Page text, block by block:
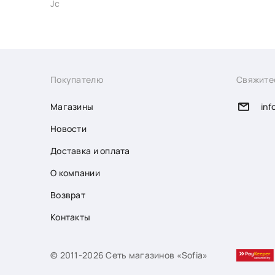
Jc
Покупателю
Магазины
Новости
Доставка и оплата
О компании
Возврат
Контакты
© 2011-2026 Сеть магазинов «Sofia»